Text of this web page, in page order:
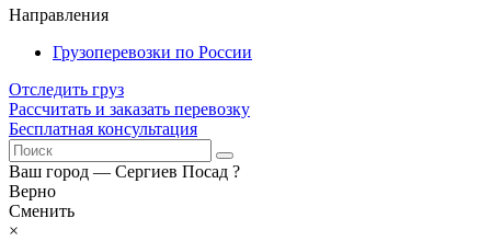
Направления
Грузоперевозки по России
Отследить груз
Рассчитать и заказать перевозку
Бесплатная консультация
Ваш город — Сергиев Посад ?
Верно
Сменить
×